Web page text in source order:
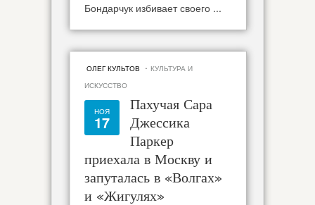
Бондарчук избивает своего ...
ОЛЕГ КУЛЬТОВ · КУЛЬТУРА И
ИСКУССТВО
НОЯ
17
Пахучая Сара
Джессика
Паркер
приехала в Москву и
запуталась в «Волгах»
и «Жигулях»